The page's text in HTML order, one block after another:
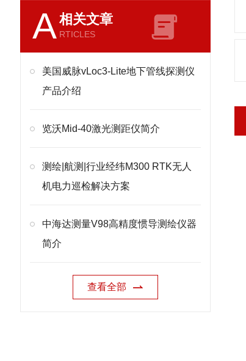
A相关文章
RTICLES
美国威脉vLoc3-Lite地下管线探测仪
产品介绍
览沃Mid-40激光测距仪简介
测绘|航测|行业经纬M300 RTK无人
机电力巡检解决方案
中海达测量V98高精度惯导测绘仪器
简介
查看全部